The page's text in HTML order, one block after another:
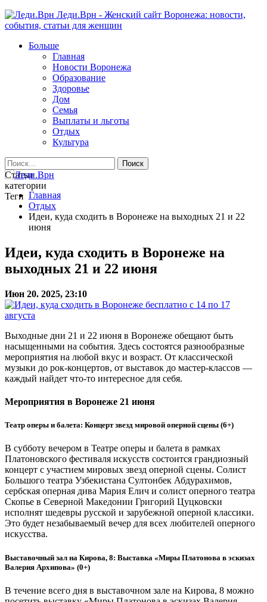
Леди.Врн - Женский сайт Воронежа: новости,
события, статьи для женщин
Больше
Главная
Новости Воронежа
Образование
Здоровье
Дом
Семья
Выплаты и льготы
Отдых
Культура
Статьи
категории
Теги Главная
Отдых
Идеи, куда сходить в Воронеже на выходных 21 и 22
июня
Идеи, куда сходить в Воронеже на
выходных 21 и 22 июня
Июн 20. 2025, 23:10
Выходные дни 21 и 22 июня в Воронеже обещают быть
насыщенными на события. Здесь состоятся разнообразные
мероприятия на любой вкус и возраст. От классической
музыки до рок-концертов, от выставок до мастер-классов —
каждый найдет что-то интересное для себя.
Мероприятия в Воронеже 21 июня
Театр оперы и балета: Концерт звезд мировой оперной сцены (6+)
В субботу вечером в Театре оперы и балета в рамках
Платоновского фестиваля искусств состоится грандиозный
концерт с участием мировых звезд оперной сцены. Солист
Большого театра Узбекистана Султонбек Абдурахимов,
сербская оперная дива Мария Елич и солист оперного театра
Скопье в Северной Македонии Григорий Цуцковски
исполнят шедевры русской и зарубежной оперной классики.
Это будет незабываемый вечер для всех любителей оперного
искусства.
Выставочный зал на Кирова, 8: Выставка «Миры Платонова в эскизах
Валерия Архипова» (0+)
В течение всего дня в выставочном зале на Кирова, 8 можно